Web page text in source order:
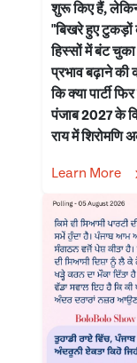
शुरू किए हैं,
"बिखरे हुए
हिस्सों में बंट
प्रभाव बढ़ाने
कि क्या पार्टी
पंजाब 2027 के
राय में
Learn More